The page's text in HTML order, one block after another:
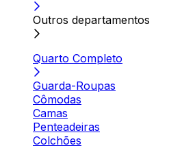
Outros departamentos
Quarto Completo
Guarda-Roupas
Cômodas
Camas
Penteadeiras
Colchões